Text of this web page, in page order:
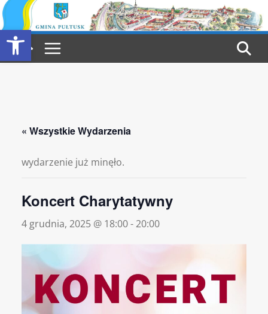
Otwórz pasek narzędzi
Przejdź
do
treści
« Wszystkie Wydarzenia
wydarzenie już minęło.
Koncert Charytatywny
4 grudnia, 2025 @ 18:00-20:00